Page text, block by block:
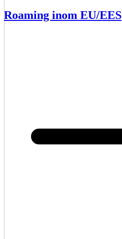
Roaming inom EU/EES